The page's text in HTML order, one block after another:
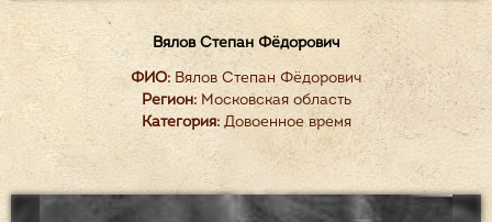
Вялов Степан Фёдорович
ФИО: Вялов Степан Фёдорович
Регион:Московская область
Категория:Довоенное время